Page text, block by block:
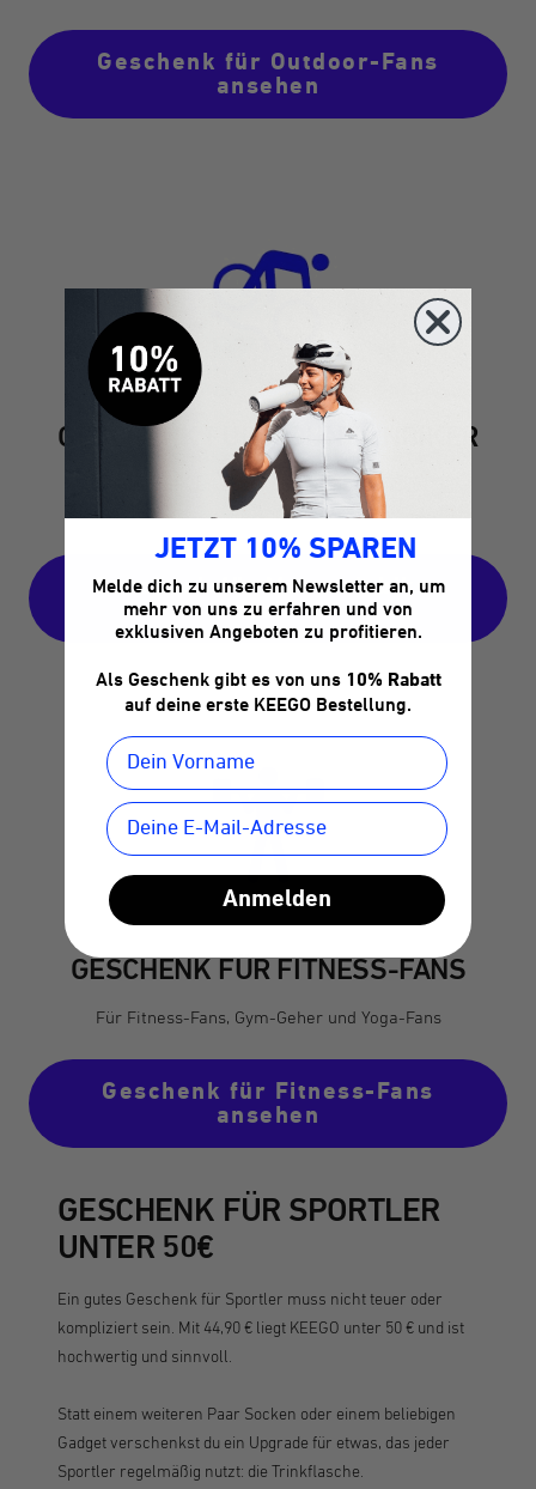
Geschenk für Outdoor-Fans
ansehen
GESCHENK FÜR MOUNTAINBIKER
Für Trails, Bikepark und anspruchsvolle
Abfahrten
Geschenk für Mountainbiker
ansehen
GESCHENK FÜR FITNESS-FANS
Für Fitness-Fans, Gym-Geher und Yoga-Fans
Geschenk für Fitness-Fans
ansehen
GESCHENK FÜR SPORTLER
UNTER 50€
Ein gutes Geschenk für Sportler muss nicht teuer oder
kompliziert sein. Mit 44,90 € liegt KEEGO unter 50 € und ist
hochwertig und sinnvoll.
Statt einem weiteren Paar Socken oder einem beliebigen
Gadget verschenkst du ein Upgrade für etwas, das jeder
Sportler regelmäßig nutzt: die Trinkflasche.
JETZT 10% SPAREN
Melde dich zu unserem Newsletter an, um
mehr von uns zu erfahren und von
exklusiven Angeboten zu profitieren.
Als Geschenk gibt es von uns 10% Rabatt
auf deine erste KEEGO Bestellung.
Anmelden